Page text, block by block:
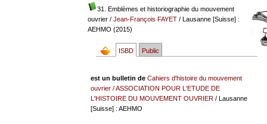
31. Emblèmes et historiographie du mouvement
ouvrier/ Jean-François FAYET/ Lausanne [Suisse] :
AEHMO (2015)
ISBD Public
est un bulletin de Cahiers d'histoire du mouvement
ouvrier /ASSOCIATION POUR L'ETUDE DE
L'HISTOIRE DU MOUVEMENT OUVRIER / Lausanne
[Suisse] : AEHMO